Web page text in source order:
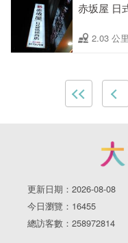
赤坂屋 日
2.03 公里
更新日期：2026-08-08
今日瀏覽：16455
總訪客數：258972814